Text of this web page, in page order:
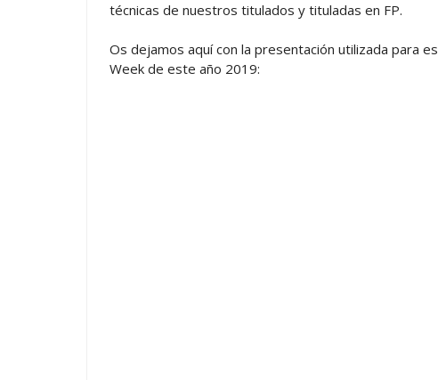
técnicas de nuestros titulados y tituladas en FP.
Os dejamos aquí con la presentación utilizada para
Week de este año 2019: